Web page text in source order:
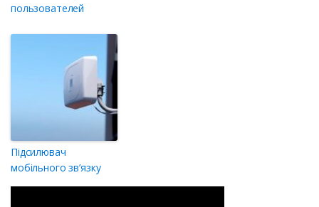
пользователей
Підсилювач
мобільного зв’язку